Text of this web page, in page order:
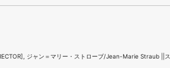
ジャン＝マリー・ストローブ/Jean-Marie Straub ||ス